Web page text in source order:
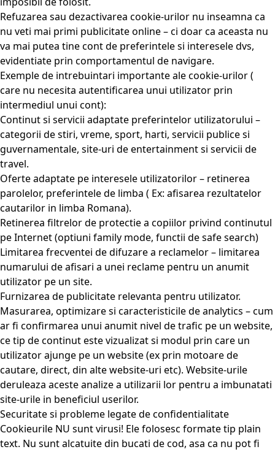
Refuzarea sau dezactivarea cookie-urilor nu inseamna ca
nu veti mai primi publicitate online – ci doar ca aceasta nu
va mai putea tine cont de preferintele si interesele dvs,
evidentiate prin comportamentul de navigare.
Exemple de intrebuintari importante ale cookie-urilor (
care nu necesita autentificarea unui utilizator prin
intermediul unui cont):
Continut si servicii adaptate preferintelor utilizatorului –
categorii de stiri, vreme, sport, harti, servicii publice si
guvernamentale, site-uri de entertainment si servicii de
travel.
Oferte adaptate pe interesele utilizatorilor – retinerea
parolelor, preferintele de limba ( Ex: afisarea rezultatelor
cautarilor in limba Romana).
Retinerea filtrelor de protectie a copiilor privind continutul
pe Internet (optiuni family mode, functii de safe search)
Limitarea frecventei de difuzare a reclamelor – limitarea
numarului de afisari a unei reclame pentru un anumit
utilizator pe un site.
Furnizarea de publicitate relevanta pentru utilizator.
Masurarea, optimizare si caracteristicile de analytics – cum
ar fi confirmarea unui anumit nivel de trafic pe un website,
ce tip de continut este vizualizat si modul prin care un
utilizator ajunge pe un website (ex prin motoare de
cautare, direct, din alte website-uri etc). Website-urile
deruleaza aceste analize a utilizarii lor pentru a imbunatati
site-urile in beneficiul userilor.
Securitate si probleme legate de confidentialitate
Cookieurile NU sunt virusi! Ele folosesc formate tip plain
text. Nu sunt alcatuite din bucati de cod, asa ca nu pot fi